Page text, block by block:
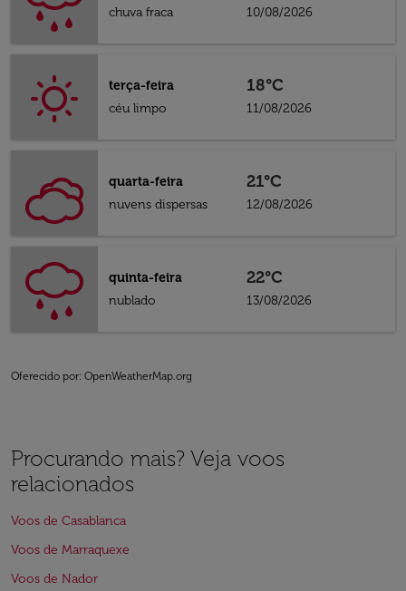
chuva fraca
10/08/2026
terça-feira
céu limpo
18°C
11/08/2026
quarta-feira
nuvens dispersas
21°C
12/08/2026
quinta-feira
nublado
22°C
13/08/2026
Oferecido por: OpenWeatherMap.org
Procurando mais? Veja voos
relacionados
Voos de Casablanca
Voos de Marraquexe
Voos de Nador